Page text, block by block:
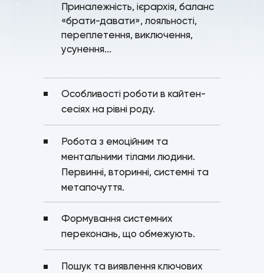
Приналежність, ієрархія, баланс
«брати-давати», лояльності,
переплетення, виключення,
усунення...
Особливості роботи в кайтен-
сесіях на рівні роду.
Робота з емоційним та
ментальними тілами людини.
Первинні, вторинні, системні та
метапочуття.
Формування системних
переконань, що обмежують.
Пошук та виявлення ключових